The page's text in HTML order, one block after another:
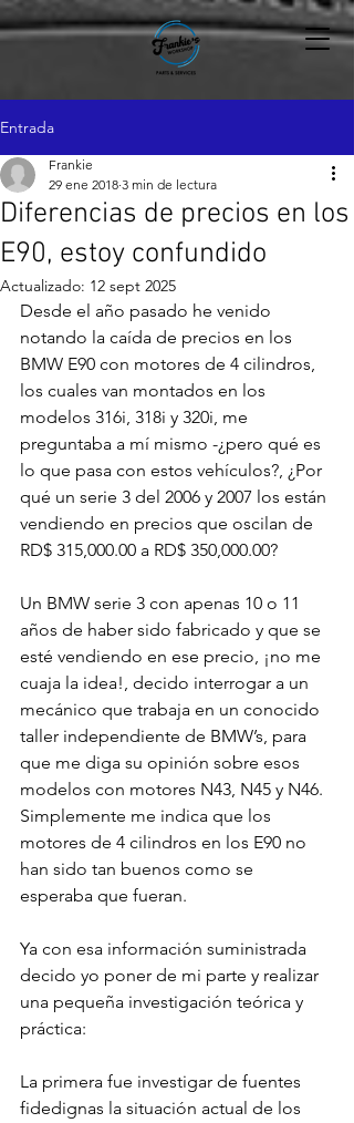
Entrada
Diferencias de precios en los
E90, estoy confundido
Frankie
29 ene 2018 3 min de lectura
Actualizado: 12 sept 2025
Desde el año pasado he venido
notando la caída de precios en los
BMW E90 con motores de 4 cilindros,
los cuales van montados en los
modelos 316i, 318i y 320i, me
preguntaba a mí mismo -¿pero qué es
lo que pasa con estos vehículos?, ¿Por
qué un serie 3 del 2006 y 2007 los están
vendiendo en precios que oscilan de
RD$ 315,000.00 a RD$ 350,000.00?
Un BMW serie 3 con apenas 10 o 11
años de haber sido fabricado y que se
esté vendiendo en ese precio, ¡no me
cuaja la idea!, decido interrogar a un
mecánico que trabaja en un conocido
taller independiente de BMW’s, para
que me diga su opinión sobre esos
modelos con motores N43, N45 y N46.
Simplemente me indica que los
motores de 4 cilindros en los E90 no
han sido tan buenos como se
esperaba que fueran.
Ya con esa información suministrada
decido yo poner de mi parte y realizar
una pequeña investigación teórica y
práctica:
La primera fue investigar de fuentes
fidedignas la situación actual de los